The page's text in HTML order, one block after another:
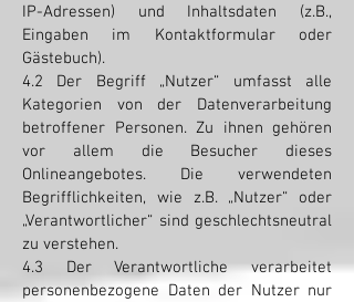
IP-Adressen) und Inhaltsdaten (z.B.,
Eingaben im Kontaktformular oder
Gästebuch).
4.2 Der Begriff „Nutzer“ umfasst alle
Kategorien von der Datenverarbeitung
betroffener Personen. Zu ihnen gehören
vor allem die Besucher dieses
Onlineangebotes. Die verwendeten
Begrifflichkeiten, wie z.B. „Nutzer“ oder
„Verantwortlicher“ sind geschlechtsneutral
zu verstehen.
4.3 Der Verantwortliche verarbeitet
personenbezogene Daten der Nutzer nur